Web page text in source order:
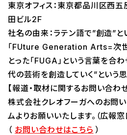
東京オフィス：東京都品川区西
田ビル2F
社名の由来：ラテン語で”創造”と
「FUture Generation Arts=次
とった「FUGA」という言葉を合
代の芸術を創造していく”という
【報道・取材に関するお問い合わせ
株式会社クレオフーガへのお問
ムよりお願いいたします。（広報窓
（ お問い合わせはこちら ）